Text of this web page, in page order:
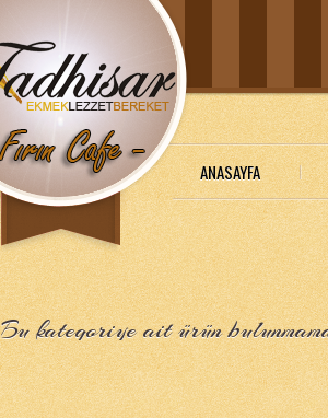
ANASAYFA
Bu kategoriye ait ürün